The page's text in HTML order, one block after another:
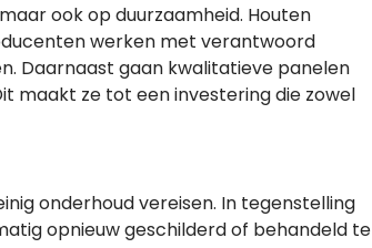
ook op duurzaamheid. Houten
werken met verantwoord
Daarnaast gaan kwalitatieve panelen
maakt ze tot een investering die zowel
onderhoud vereisen. In tegenstelling
opnieuw geschilderd of behandeld te